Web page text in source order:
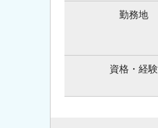
勤務地
資格・経験